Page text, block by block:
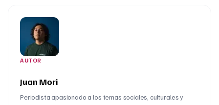
AUTOR
Juan Mori
Periodista apasionado a los temas sociales, culturales y